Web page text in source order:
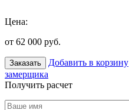
Цена:
от 62 000 руб.
Заказать Добавить в корзину
замерщика
Получить расчет